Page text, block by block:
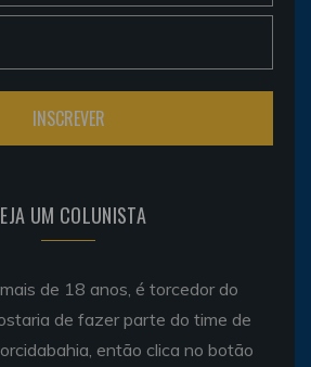
UM COLUNISTA
de 18 anos, é torcedor do
de fazer parte do time de
então clica no botão